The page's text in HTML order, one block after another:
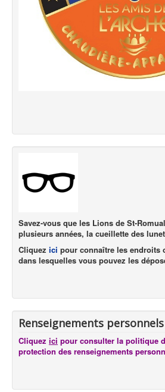
Savez-vous que les Lions de St-
plusieurs années, la cueillette des
Cliquez ici pour connaître les endroits
dans lesquelles vous pouvez les
Renseignements personnels
Cliquez ici pour consulter la politique
protection des renseignements